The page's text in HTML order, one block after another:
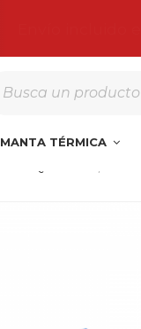
MANTA TÉRMICA